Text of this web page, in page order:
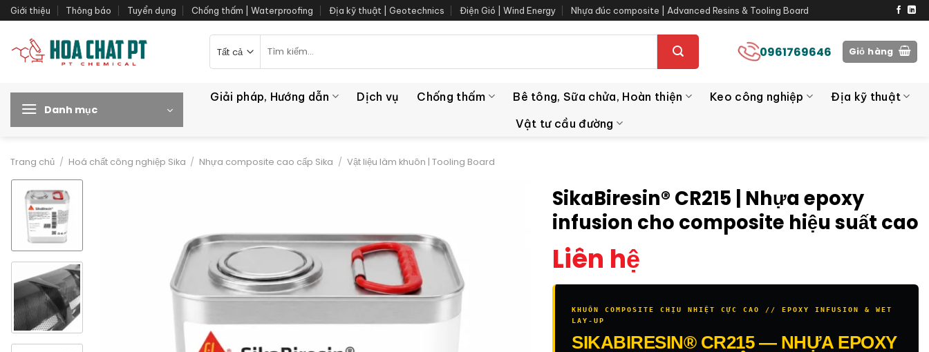
Bỏ
qua
dung
Giới thiệu Thông báo Tuyển dụng Chống thấm | Waterproofing Địa kỹ thuật | Geotechnics Điện Gió | Wind Energy Nhựa đúc composite | Advanced Resins & Tooling Board
kiếm:
0961769646 Giỏ hàng
Danh mục
Giải pháp, Hướng dẫn Dịch vụ Chống thấm Bê tông, Sữa chửa, Hoàn thiện Keo công nghiệp
Địa kỹ thuật
Vật tư cầu đường
Trang chủ / Hoá chất công nghiệp Sika / Nhựa composite cao cấp Sika / Vật liệu làm khuôn | Tooling Board
SikaBiresin® CR215 | Nhựa epoxy
infusion cho composite hiệu suất cao
Liên hệ
KHUÔN COMPOSITE CHỊU NHIỆT CỰC CAO // EPOXY INFUSION & WET
LAY-UP
SIKABIRESIN® CR215 — NHỰA EPOXY